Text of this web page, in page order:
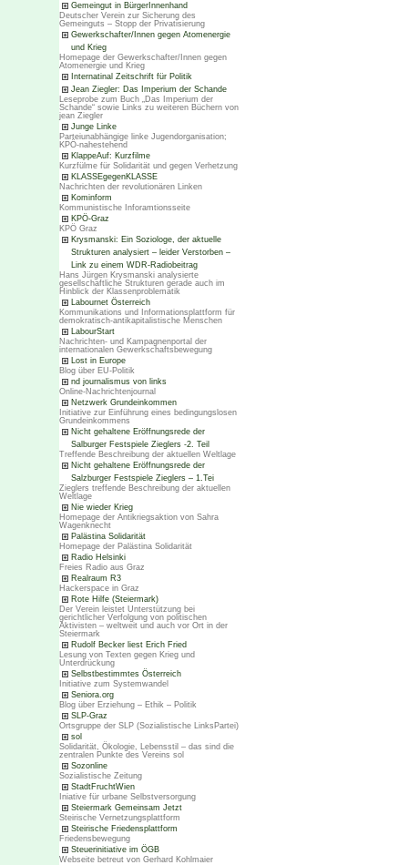
Gemeingut in BürgerInnenhand
Deutscher Verein zur Sicherung des
Gemeinguts – Stopp der Privatisierung
Gewerkschafter/Innen gegen Atomenergie
und Krieg
Homepage der Gewerkschafter/Innen gegen
Atomenergie und Krieg
Internatinal Zeitschrift für Politik
Jean Ziegler: Das Imperium der Schande
Leseprobe zum Buch „Das Imperium der
Schande“ sowie Links zu weiteren Büchern von
jean Ziegler
Junge Linke
Parteiunabhängige linke Jugendorganisation;
KPÖ-nahestehend
KlappeAuf: Kurzfilme
Kurzfülme für Solidarität und gegen Verhetzung
KLASSEgegenKLASSE
Nachrichten der revolutionären Linken
Kominform
Kommunistische Inforamtionsseite
KPÖ-Graz
KPÖ Graz
Krysmanski: Ein Soziologe, der aktuelle
Strukturen analysiert – leider Verstorben –
Link zu einem WDR-Radiobeitrag
Hans Jürgen Krysmanski analysierte
gesellschaftliche Strukturen gerade auch im
Hinblick der Klassenproblematik
Labournet Österreich
Kommunikations und Informationsplattform für
demokratisch-antikapitalistische Menschen
LabourStart
Nachrichten- und Kampagnenportal der
internationalen Gewerkschaftsbewegung
Lost in Europe
Blog über EU-Politik
nd journalismus von links
Online-Nachrichtenjournal
Netzwerk Grundeinkommen
Initiative zur Einführung eines bedingungslosen
Grundeinkommens
Nicht gehaltene Eröffnungsrede der
Salburger Festspiele Zieglers -2. Teil
Treffende Beschreibung der aktuellen Weltlage
Nicht gehaltene Eröffnungsrede der
Salzburger Festspiele Zieglers – 1.Tei
Zieglers treffende Beschreibung der aktuellen
Weltlage
Nie wieder Krieg
Homepage der Antikriegsaktion von Sahra
Wagenknecht
Palästina Solidarität
Homepage der Palästina Solidarität
Radio Helsinki
Freies Radio aus Graz
Realraum R3
Hackerspace in Graz
Rote Hilfe (Steiermark)
Der Verein leistet Unterstützung bei
gerichtlicher Verfolgung von politischen
Aktivisten – weltweit und auch vor Ort in der
Steiermark
Rudolf Becker liest Erich Fried
Lesung von Texten gegen Krieg und
Unterdrückung
Selbstbestimmtes Österreich
Initiative zum Systemwandel
Seniora.org
Blog über Erziehung – Ethik – Politik
SLP-Graz
Ortsgruppe der SLP (Sozialistische LinksPartei)
sol
Solidarität, Ökologie, Lebensstil – das sind die
zentralen Punkte des Vereins sol
Sozonline
Sozialistische Zeitung
StadtFruchtWien
Iniative für urbane Selbstversorgung
Steiermark Gemeinsam Jetzt
Steirische Vernetzungsplattform
Steirische Friedensplattform
Friedensbewegung
Steuerinitiative im ÖGB
Webseite betreut von Gerhard Kohlmaier